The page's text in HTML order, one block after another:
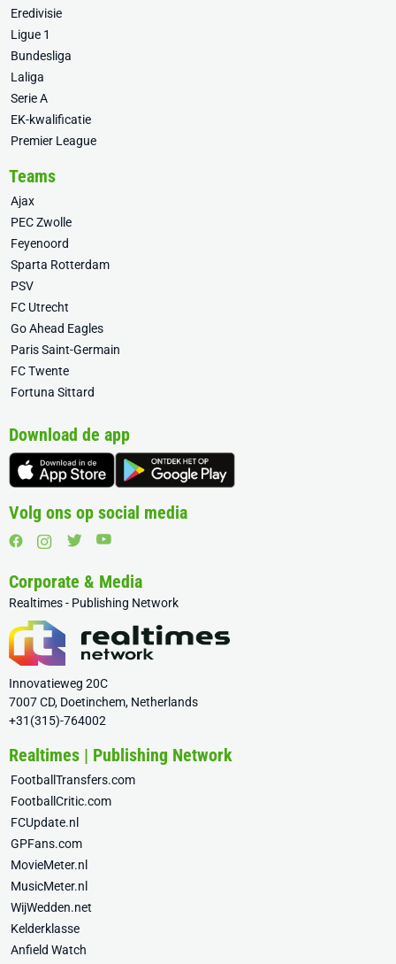
Eredivisie
Ligue 1
Bundesliga
Laliga
Serie A
EK-kwalificatie
Premier League
Teams
Ajax
PEC Zwolle
Feyenoord
Sparta Rotterdam
PSV
FC Utrecht
Go Ahead Eagles
Paris Saint-Germain
FC Twente
Fortuna Sittard
Download de app
Volg ons op social media
Corporate & Media
Realtimes - Publishing Network
Innovatieweg 20C
7007 CD, Doetinchem, Netherlands
+31(315)-764002
Realtimes | Publishing Network
FootballTransfers.com
FootballCritic.com
FCUpdate.nl
GPFans.com
MovieMeter.nl
MusicMeter.nl
WijWedden.net
Kelderklasse
Anfield Watch